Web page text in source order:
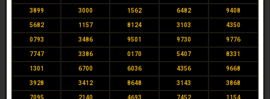
3899 3000 1562 6482 9408
5682 1157 8124 3103 4350
0793 3486 9501 9730 9776
7747 3386 0170 5407 8331
1301 6700 6036 4356 9668
3928 3412 8648 3143 3868
7095 2140 4693 7452 1154